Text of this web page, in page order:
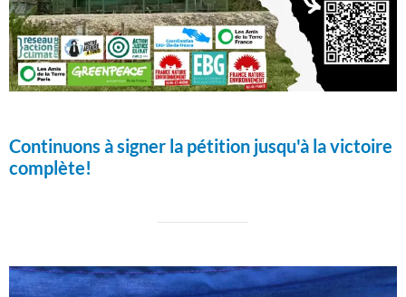
Continuons à signer la pétition jusqu'à la victoire
complète!